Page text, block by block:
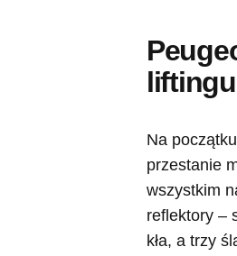
Na
przestanie
wszystkim
reflektory –
kła, a trzy